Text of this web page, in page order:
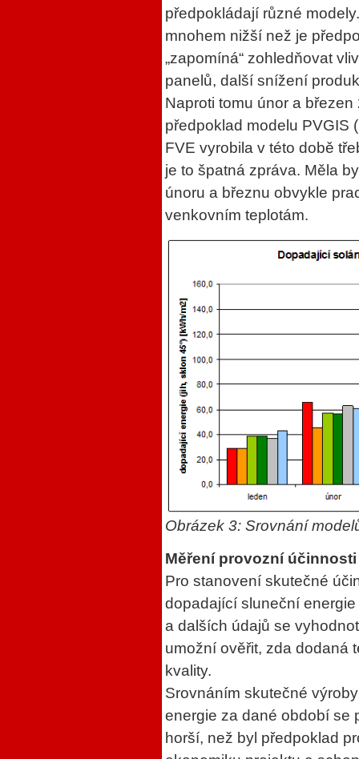
předpokládají různé
mnohem nižší než je
„zapomíná“ zohledňovat
panelů, další snížení
Naproti tomu únor a
předpoklad modelu PVGIS
FVE vyrobila v této době
je to špatná zpráva. Měla
únoru a březnu obvykle
venkovním teplotám.
Obrázek3: Srovnání
Měření provozní
Pro stanovení skutečné
dopadající sluneční
a dalších údajů se
umožní ověřit, zda dodaná
kvality.
Srovnáním skutečné
energie za dané období se
horší, než byl předpoklad